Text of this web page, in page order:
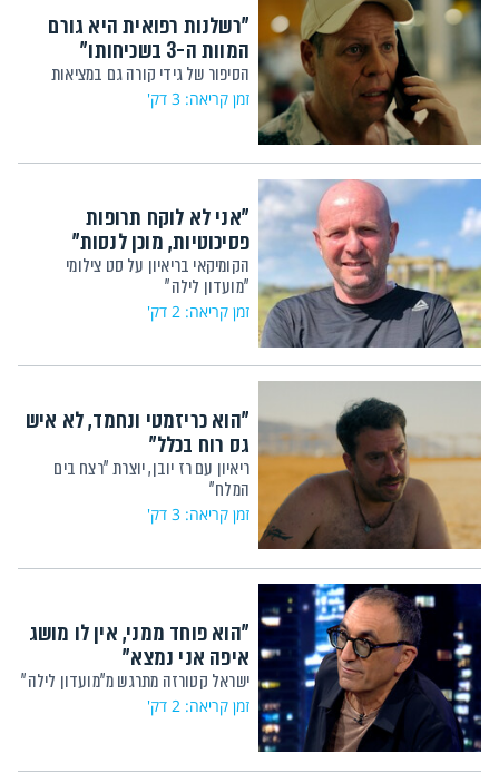
"רשלנות רפואית היא גורם
המוות ה-3 בשכיחותו"
הסיפור של גידי קורה גם במציאות
זמן קריאה: 3 דק'
"אני לא לוקח תרופות
פסיכוטיות, מוכן לנסות"
הקומיקאי בריאיון על סט צילומי
"מועדון לילה"
זמן קריאה: 2 דק'
"הוא כריזמטי ונחמד, לא איש
גס רוח בכלל"
ריאיון עם רז יובן, יוצרת "רצח בים
המלח"
זמן קריאה: 3 דק'
"הוא פוחד ממני, אין לו מושג
איפה אני נמצא"
ישראל קטורזה מתרגש מ"מועדון לילה"
זמן קריאה: 2 דק'